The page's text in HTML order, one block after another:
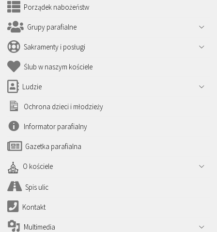
Porządek nabożeństw
Grupy parafialne
Sakramenty i posługi
Ślub w naszym kościele
Ludzie
Ochrona dzieci i młodzieży
Informator parafialny
Gazetka parafialna
O kościele
Spis ulic
Kontakt
Multimedia